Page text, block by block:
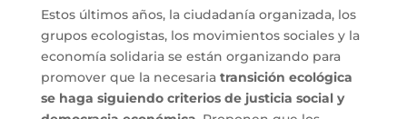
Estos últimos años, la ciudadanía organizada, los
grupos ecologistas, los movimientos sociales y la
economía solidaria se están organizando para
promover que la necesaria transición ecológica
se haga siguiendo criterios de justicia social y